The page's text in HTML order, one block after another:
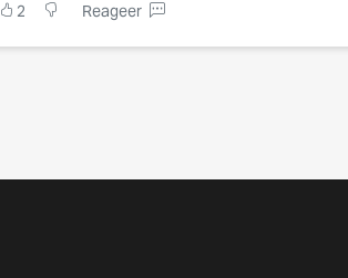
2 Reageer